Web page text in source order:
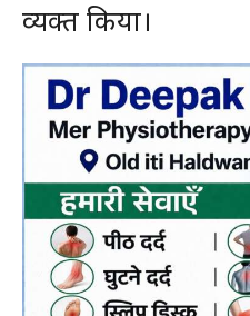
व्यक्त किया।